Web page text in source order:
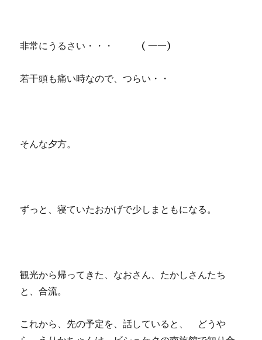
非常にうるさい・・・ ( 一一)
若干頭も痛い時なので、つらい・・
そんな夕方。
ずっと、寝ていたおかげで少しまともになる。
観光から帰ってきた、なおさん、たかしさんたち
と、合流。
これから、先の予定を、話していると、 どうや